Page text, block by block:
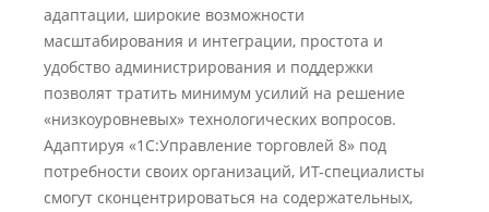
адаптации, широкие возможности
масштабирования и интеграции, простота и
удобство администрирования и поддержки
позволят тратить минимум усилий на решение
«низкоуровневых» технологических вопросов.
Адаптируя «1С:Управление торговлей 8» под
потребности своих организаций, ИТ-специалисты
смогут сконцентрироваться на содержательных,